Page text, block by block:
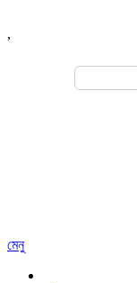
,
Search
মেনু